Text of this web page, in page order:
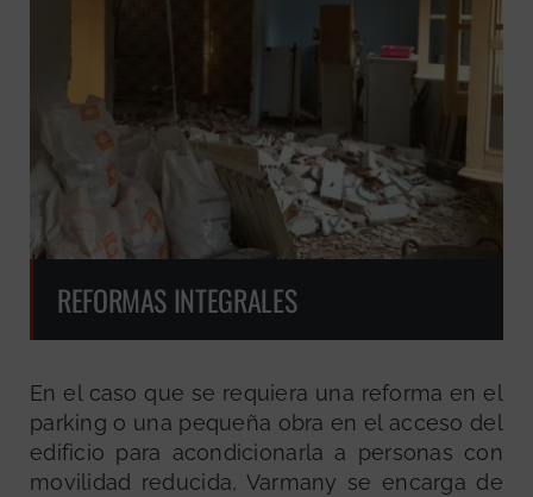
REFORMAS INTEGRALES
En el caso que se requiera una reforma en el
parking o una pequeña obra en el acceso del
edificio para acondicionarla a personas con
movilidad reducida, Varmany se encarga de